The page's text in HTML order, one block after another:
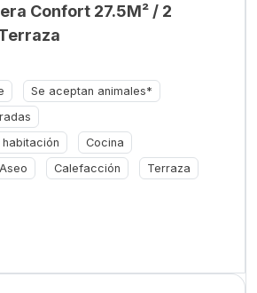
Confort 27.5M² / 2
Se aceptan animales*
Cocina
Aseo Calefacción Terraza